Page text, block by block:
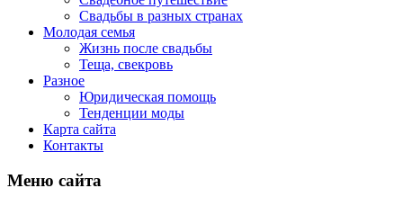
Свадьбы в разных странах
Молодая семья
Жизнь после свадьбы
Теща, свекровь
Разное
Юридическая помощь
Тенденции моды
Карта сайта
Контакты
Меню сайта